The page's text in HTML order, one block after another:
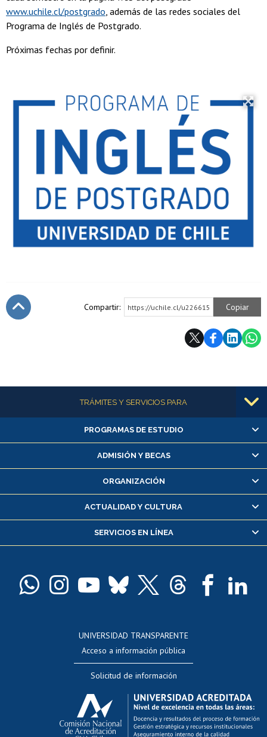
www.uchile.cl/postgrado, además de las redes sociales del
Programa de Inglés de Postgrado.
Próximas fechas por definir.
Compartir: https://uchile.cl/u226615 Copiar
Más informaciónTRÁMITES Y SERVICIOS PARA
Alumnas/os y exalumnas/os
Matrícula en línea
Inscripción y cambio de asignaturas
Consulta y certificado de notas
Servicio médico y dental
Pago de arancel y crédito alumnos
Docentes
Evaluación docente
Calificación académica
Postulación al AUCAI
Funcionarias/os
PROGRAMAS DE ESTUDIO
ADMISIÓN Y BECAS
ORGANIZACIÓN
ACTUALIDAD Y CULTURA
SERVICIOS EN LÍNEA
UNIVERSIDAD TRANSPARENTE
Acceso a información pública
Solicitud de información